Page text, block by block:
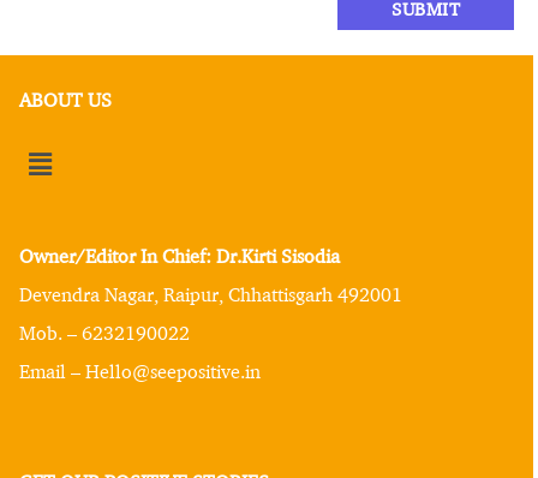
ABOUT US
Owner/Editor In Chief: Dr.Kirti Sisodia
Devendra Nagar, Raipur, Chhattisgarh 492001
Mob. – 6232190022
Email – Hello@seepositive.in